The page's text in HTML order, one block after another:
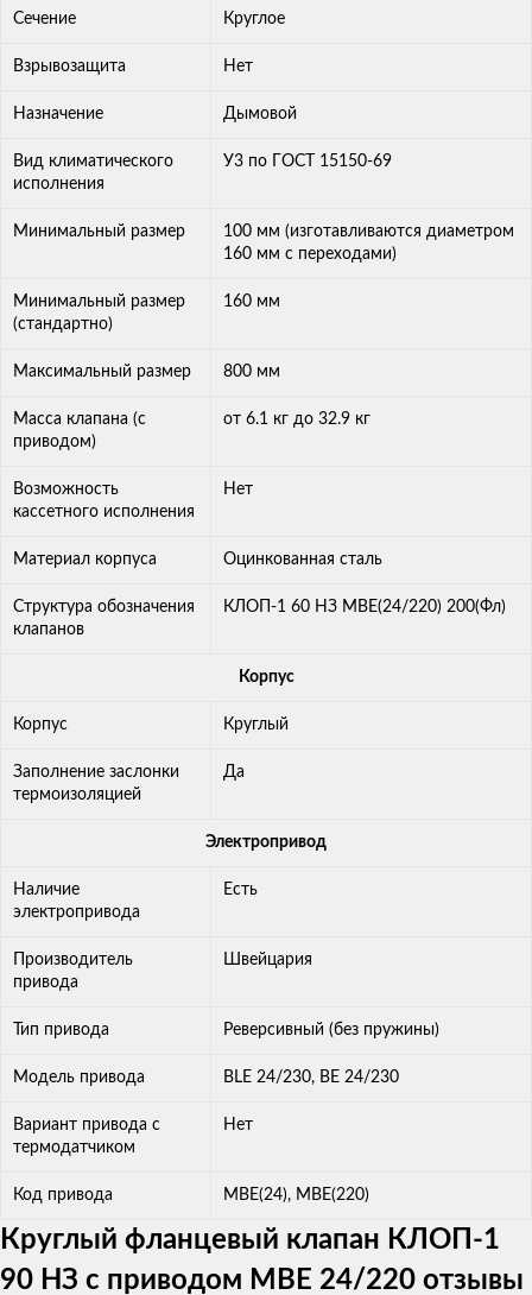
Сечение Круглое
Взрывозащита Нет
Назначение Дымовой
Вид климатического
исполнения
У3 по ГОСТ 15150-69
Минимальный размер
100 мм (изготавливаются диаметром
160 мм с переходами)
Минимальный размер
(стандартно)
160 мм
Максимальный размер 800 мм
Масса клапана (с
приводом)
от 6.1 кг до 32.9 кг
Возможность
кассетного исполнения
Нет
Материал корпуса Оцинкованная сталь
Cтруктура обозначения
клапанов
КЛОП-1 60 НЗ МВЕ(24/220) 200(Фл)
Корпус
Корпус Круглый
Заполнение заслонки
термоизоляцией
Да
Электропривод
Наличие
электропривода
Есть
Производитель
привода
Швейцария
Тип привода Реверсивный (без пружины)
Модель привода BLE 24/230, BE 24/230
Вариант привода с
термодатчиком
Нет
Код привода МВЕ(24), МВЕ(220)
Круглый фланцевый клапан КЛОП-1
90 НЗ с приводом MBE 24/220 отзывы